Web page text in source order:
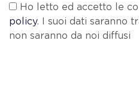
Ho letto ed accetto le
policy. I suoi dati saranno
non saranno da noi diffusi